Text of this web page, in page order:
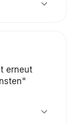
erneut